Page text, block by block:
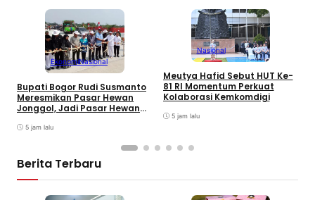
EkonomiNasional
Bupati Bogor Rudi Susmanto
Meresmikan Pasar Hewan
Jonggol, Jadi Pasar Hewan
5 jam lalu
Nasional
Meutya Hafid Sebut HUT Ke-
81 RI Momentum Perkuat
Kolaborasi Kemkomdigi
5 jam lalu
Berita Terbaru